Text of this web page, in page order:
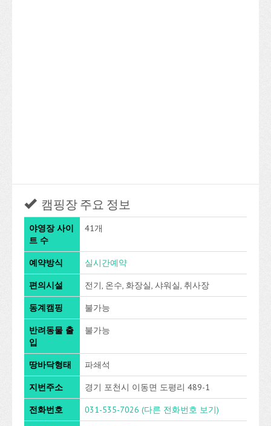
캠핑장 주요 정보
야영장 사이
트 수
41개
예약방식 실시간예약
편의시설 전기, 온수, 화장실, 샤워실, 취사장
동계캠핑 불가능
반려동물 출
입
불가능
땅바닥형태 파쇄석
지번주소 경기 포천시 이동면 도평리 489-1
전화번호 031-535-7026 (다른 전화번호 보기)